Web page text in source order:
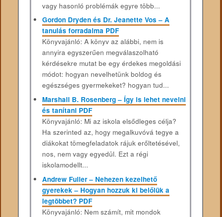
vagy hasonló problémák egyre több...
Gordon Dryden és Dr. Jeanette Vos – A
tanulás forradalma PDF
Könyvajánló: A könyv az alábbi, nem is
annyira egyszerűen megválaszolható
kérdésekre mutat be egy érdekes megoldási
módot: hogyan nevelhetünk boldog és
egészséges gyermekeket? hogyan tud...
Marshall B. Rosenberg – Így is lehet nevelni
és tanítani PDF
Könyvajánló: Mi az iskola elsődleges célja?
Ha szerinted az, hogy megalkuvóvá tegye a
diákokat tömegfeladatok rájuk erőltetésével,
nos, nem vagy egyedül. Ezt a régi
iskolamodellt...
Andrew Fuller – Nehezen kezelhető
gyerekek – Hogyan hozzuk ki belőlük a
legtöbbet? PDF
Könyvajánló: Nem számít, mit mondok